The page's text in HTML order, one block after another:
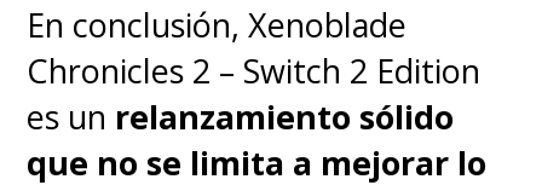
históricamente ha sidoel talón
de Aquiles de Motorola, pero
fíjense que el Signature cambia
En conclusión, Xenoblade
Chronicles 2 – Switch 2 Edition
es un relanzamiento sólido
que no se limita a mejorar lo